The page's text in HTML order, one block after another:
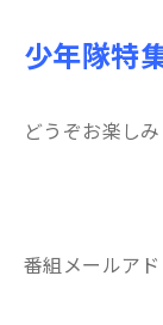
少年隊特
どうぞお楽しみ
番組メールアド